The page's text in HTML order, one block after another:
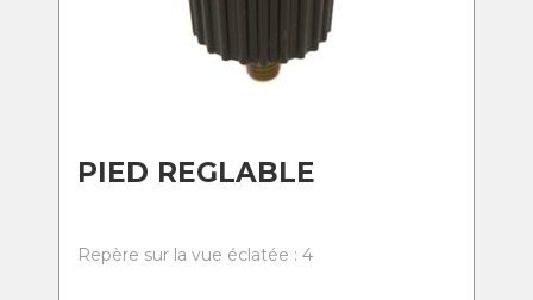
PIED REGLABLE
Repère sur la vue éclatée : 4